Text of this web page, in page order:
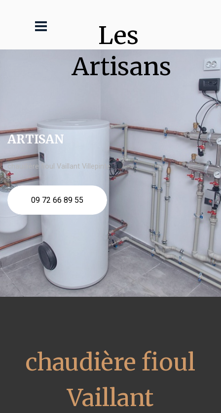
Les
Artisans
ARTISAN
chaudière fioul Vaillant Villepinte
09 72 66 89 55
chaudière fioul
Vaillant